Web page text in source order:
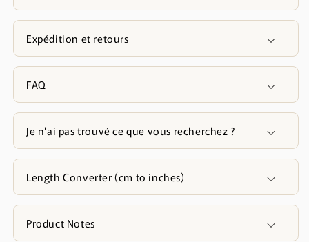
Expédition et retours
FAQ
Je n'ai pas trouvé ce que vous recherchez ?
Length Converter (cm to inches)
Product Notes